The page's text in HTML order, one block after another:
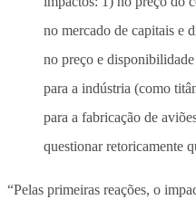
no mercado de capitais e
no preço e
para a indústria (como
para a fabricação de
questionar retoricamente
“Pelas primeiras reações, o